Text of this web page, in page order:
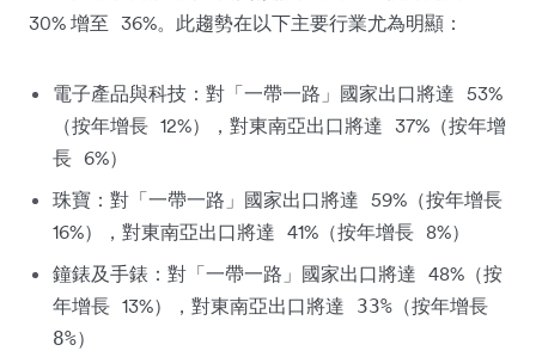
30% 增至 36%。此趨勢在以下主要行業尤為明顯：
電子產品與科技：對「一帶一路」國家出口將達 53%
（按年增長 12%），對東南亞出口將達 37% （按年增
長 6%）
珠寶：對「一帶一路」國家出口將達 59% （按年增長
16%），對東南亞出口將達 41% （按年增長 8%）
鐘錶及手錶：對「一帶一路」國家出口將達 48% （按
年增長 13%），對東南亞出口將達 33%（按年增長
8%）